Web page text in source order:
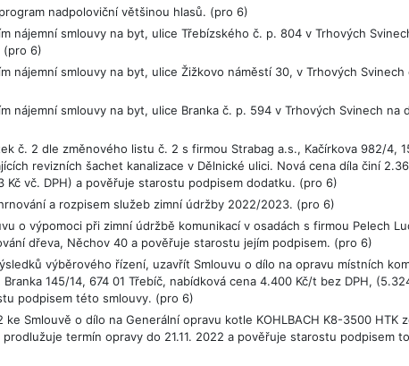
nadpoloviční většinou hlasů. (pro 6)
nájemní smlouvy na byt, ulice Třebízského č. p. 804 v Trhových
(pro 6)
nájemní smlouvy na byt, ulice Žižkovo náměstí 30, v Trhových
nájemní smlouvy na byt, ulice Branka č. p. 594 v Trhových Svinech na
č. 2 dle změnového listu č. 2 s firmou Strabag a.s., Kačírkova 982/4,
revizních šachet kanalizace v Dělnické ulici. Nová cena díla činí
Kč vč. DPH) a pověřuje starostu podpisem dodatku. (pro 6)
a rozpisem služeb zimní údržby 2022/2023. (pro 6)
o výpomoci při zimní údržbě komunikací v osadách s firmou Pelech
dřeva, Něchov 40 a pověřuje starostu jejím podpisem. (pro 6)
výběrového řízení, uzavřít Smlouvu o dílo na opravu místních
Branka 145/14, 674 01 Třebíč, nabídková cena 4.400 Kč/t bez DPH,
podpisem této smlouvy. (pro 6)
ke Smlouvě o dílo na Generální opravu kotle KOHLBACH K8-3500 HTK
termín opravy do 21.11. 2022 a pověřuje starostu podpisem